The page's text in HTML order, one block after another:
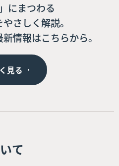
にまつわる
さしく解説。
情報はこちらから。
見る
て